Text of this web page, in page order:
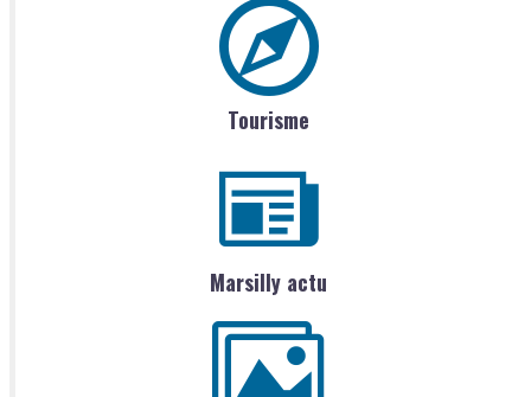
Tourisme
Marsilly actu